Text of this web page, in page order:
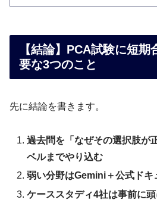
【結論】PCA試験に短
要な3つのこと
先に結論を書きます。
過去問を「なぜその選択肢が
ベルまでやり込む
弱い分野はGemini＋公式ドキ
ケーススタディ4社は事前に